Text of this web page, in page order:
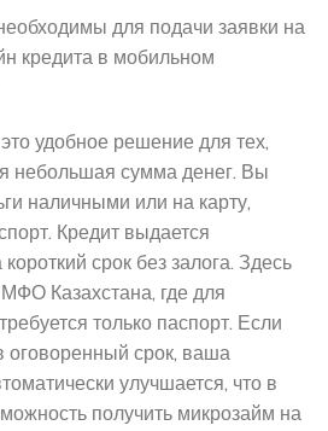
удобное решение для тех,
небольшая сумма денег. Вы
наличными или на карту,
Кредит выдается
срок без залога. Здесь
Казахстана, где для
только паспорт. Если
оговоренный срок, ваша
улучшается, что в
получить микрозайм на